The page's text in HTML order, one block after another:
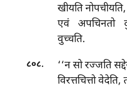
खीयति
एवं अपचिनतो
वुच्चति.
८०८.
‘‘न सो रज्जति
विरत्तचित्तो